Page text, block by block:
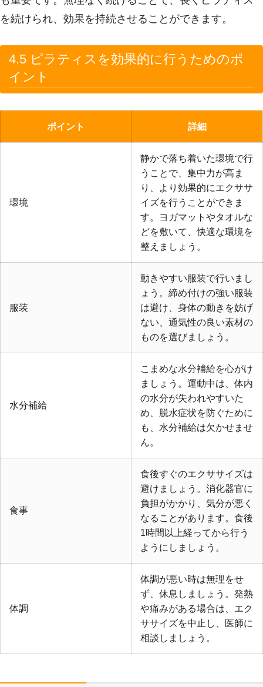
を続けられ、効果を持続させることができます。
4.5 ピラティスを効果的に行うためのポ
イント
ポイント 詳細
環境
静かで落ち着いた環境で行
うことで、集中力が高ま
り、より効果的にエクササ
イズを行うことができま
す。ヨガマットやタオルな
どを敷いて、快適な環境を
整えましょう。
服装
動きやすい服装で行いまし
ょう。締め付けの強い服装
は避け、身体の動きを妨げ
ない、通気性の良い素材の
ものを選びましょう。
水分補給
こまめな水分補給を心がけ
ましょう。運動中は、体内
の水分が失われやすいた
め、脱水症状を防ぐために
も、水分補給は欠かせませ
ん。
食事
食後すぐのエクササイズは
避けましょう。消化器官に
負担がかかり、気分が悪く
なることがあります。食後
1時間以上経ってから行う
ようにしましょう。
体調
体調が悪い時は無理をせ
ず、休息しましょう。発熱
や痛みがある場合は、エク
ササイズを中止し、医師に
相談しましょう。